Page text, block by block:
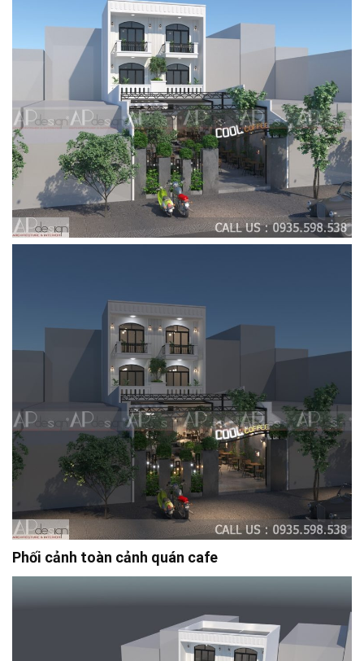
Phối cảnh toàn cảnh quán cafe